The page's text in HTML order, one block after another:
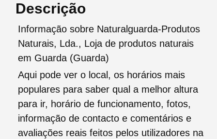
Descrição
Informação sobre Naturalguarda-Produtos
Naturais, Lda., Loja de produtos naturais
em Guarda (Guarda)
Aqui pode ver o local, os horários mais
populares para saber qual a melhor altura
para ir, horário de funcionamento, fotos,
informação de contacto e comentários e
avaliações reais feitos pelos utilizadores na